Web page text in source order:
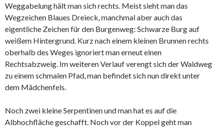
Weggabelung hält man sich rechts. Meist sieht man das
Wegzeichen Blaues Dreieck, manchmal aber auch das
eigentliche Zeichen für den Burgenweg: Schwarze Burg auf
weißem Hintergrund. Kurz nach einem kleinen Brunnen rechts
oberhalb des Weges ignoriert man erneut einen
Rechtsabzweig. Im weiteren Verlauf verengt sich der Waldweg
zu einem schmalen Pfad, man befindet sich nun direkt unter
dem Mädchenfels.
Noch zwei kleine Serpentinen und man hat es auf die
Albhochfläche geschafft. Noch vor der Koppel geht man